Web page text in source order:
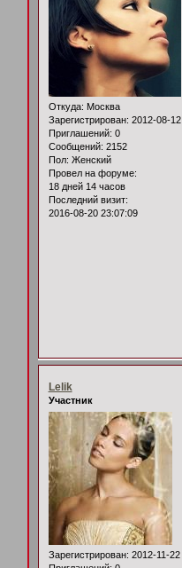
Откуда: Москва
Зарегистрирован: 2012-08-12
Приглашений: 0
Сообщений: 2152
Пол: Женский
Провел на форуме:
18 дней 14 часов
Последний визит:
2016-08-20 23:07:09
Lelik
Участник
Зарегистрирован: 2012-11-22